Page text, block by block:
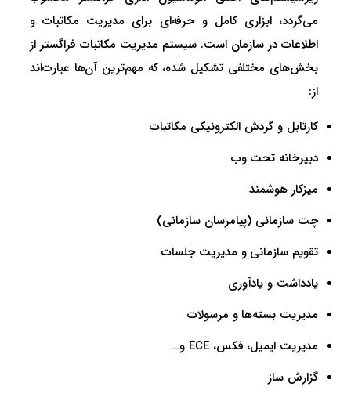
می‌گردد، ابزاری کامل و حرفه‌ای برای مدیریت مکاتبات و
اطلاعات در سازمان است. سیستم مدیریت مکاتبات فراگستر از
بخش‌های مختلفی تشکیل شده، که مهم‌ترین آن‌ها عبارت‌اند
از:
کارتابل و گردش الکترونیکی مکاتبات
دبیرخانه تحت وب
میزکار هوشمند
چت سازمانی (پیامرسان سازمانی)
تقویم سازمانی و مدیریت جلسات
یادداشت و یادآوری
مدیریت بسته‌ها و مرسولات
مدیریت ایمیل، فکس، ECE و…
گزارش ساز